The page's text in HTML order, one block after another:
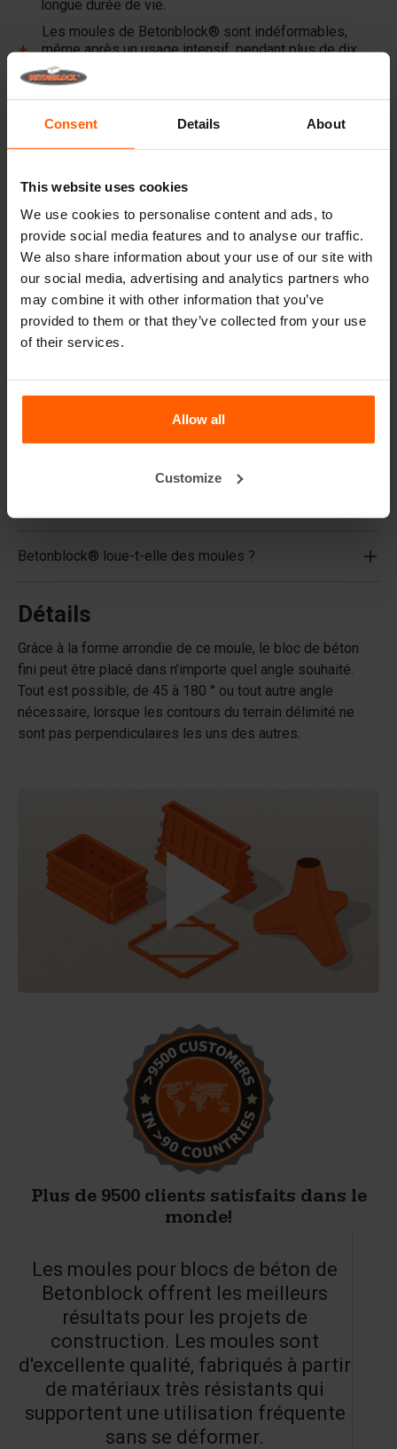
Consent Details About
This website uses cookies
We use cookies to personalise content and ads, to
provide social media features and to analyse our traffic.
We also share information about your use of our site with
our social media, advertising and analytics partners who
may combine it with other information that you’ve
provided to them or that they’ve collected from your use
of their services.
Allow all
Customize
longue durée de vie.
Les moules de Betonblock® sont indéformables,
même après un usage intensif, pendant plus de dix
ans.
béton en acier.
Cloisons
Plaques
Dispositifs de levage
Équipements de manutention
Accessoires
Betonblock® loue-t-elle des moules ?
Détails
Grâce à la forme arrondie de ce moule, le bloc de béton
fini peut être placé dans n’importe quel angle souhaité.
Tout est possible; de 45 à 180 ° ou tout autre angle
nécessaire, lorsque les contours du terrain délimité ne
sont pas perpendiculaires les uns des autres.
Plus de 9500 clients satisfaits dans le
monde!
Les moules pour blocs de béton de
Betonblock offrent les meilleurs
résultats pour les projets de
construction. Les moules sont
d'excellente qualité, fabriqués à partir
de matériaux très résistants qui
supportent une utilisation fréquente
sans se déformer.